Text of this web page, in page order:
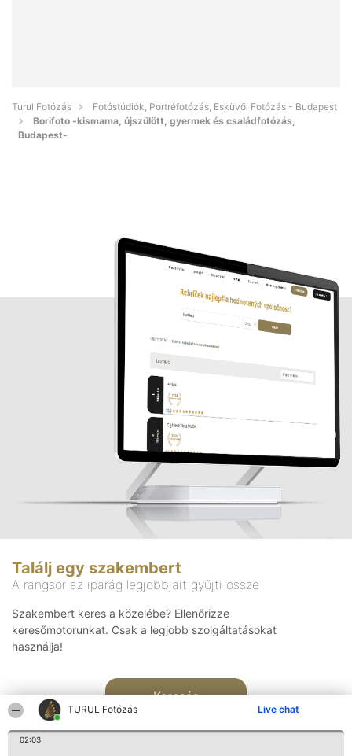
TURUL Fotózás Live chat
02:03
Turul Fotózás
Fotóstúdiók, Portréfotózás, Esküvői Fotózás - Budapest
Borifoto -kismama, újszülött, gyermek és családfotózás,
Budapest-
Találj egy szakembert
A rangsor az iparág legjobbjait gyűjti össze
Szakembert keres a közelébe? Ellenőrizze
keresőmotorunkat. Csak a legjobb szolgáltatásokat
használja!
Keresés